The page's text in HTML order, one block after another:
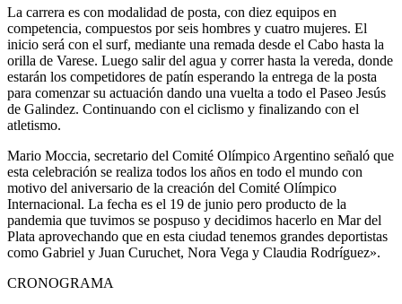
La carrera es con modalidad de posta, con diez equipos en
competencia, compuestos por seis hombres y cuatro mujeres. El
inicio será con el surf, mediante una remada desde el Cabo hasta la
orilla de Varese. Luego salir del agua y correr hasta la vereda, donde
estarán los competidores de patín esperando la entrega de la posta
para comenzar su actuación dando una vuelta a todo el Paseo Jesús
de Galindez. Continuando con el ciclismo y finalizando con el
atletismo.
Mario Moccia, secretario del Comité Olímpico Argentino señaló que
esta celebración se realiza todos los años en todo el mundo con
motivo del aniversario de la creación del Comité Olímpico
Internacional. La fecha es el 19 de junio pero producto de la
pandemia que tuvimos se pospuso y decidimos hacerlo en Mar del
Plata aprovechando que en esta ciudad tenemos grandes deportistas
como Gabriel y Juan Curuchet, Nora Vega y Claudia Rodríguez».
CRONOGRAMA